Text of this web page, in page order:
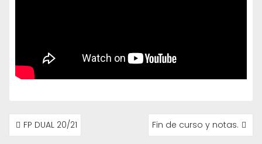
NAVEGACIÓN
DEFP DUAL 20/21 Fin de curso y notas.